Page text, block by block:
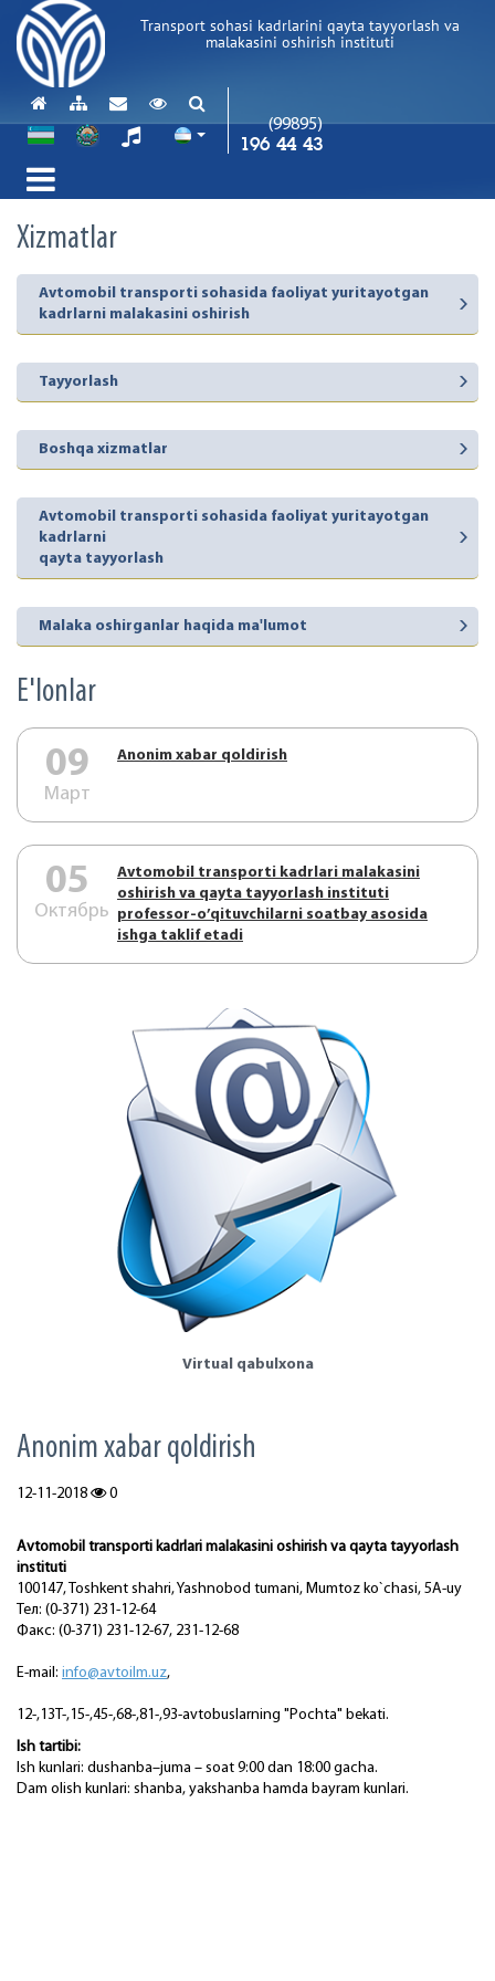
Transport sohasi kadrlarini qayta tayyorlash va
malakasini oshirish instituti
(99895)
196 44 43
Xizmatlar
Avtomobil transporti sohasida faoliyat yuritayotgan
kadrlarni malakasini oshirish
Tayyorlash
Boshqa xizmatlar
Avtomobil transporti sohasida faoliyat yuritayotgan
kadrlarni
qayta tayyorlash
Malaka oshirganlar haqida ma'lumot
E'lonlar
09
Март
Аnonim xabar qoldirish
05
Октябрь
Аvtоmоbil trаnspоrti kаdrlаri mаlаkаsini
оshirish vа qаytа tаyyorlаsh instituti
prоfеssоr-o’qituvchilаrni sоаtbаy аsоsidа
ishgа tаklif etаdi
Virtual qabulxona
Аnonim xabar qoldirish
12-11-2018 0
Avtomobil transporti kadrlari malakasini oshirish va qayta tayyorlash
instituti
100147, Toshkent shahri, Yashnobod tumani, Mumtoz ko`chasi, 5A-uy
Тел: (0-371) 231-12-64
Факс: (0-371) 231-12-67, 231-12-68
E-mail: info@avtoilm.uz,
12-,13T-,15-,45-,68-,81-,93-avtobuslarning "Pochta" bekati.
Ish tartibi:
Ish kunlari: dushanba–juma – soat 9:00 dan 18:00 gacha.
Dam olish kunlari: shanba, yakshanba hamda bayram kunlari.